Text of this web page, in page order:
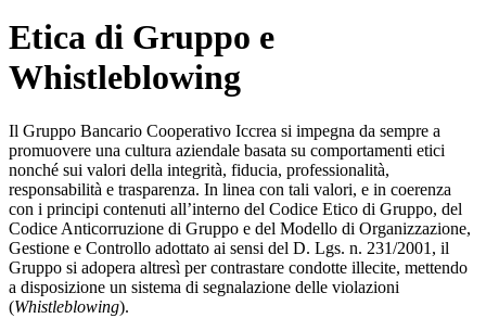
Etica di Gruppo e
Whistleblowing
Il Gruppo Bancario Cooperativo Iccrea si impegna da sempre a
promuovere una cultura aziendale basata su comportamenti etici
nonché sui valori della integrità, fiducia, professionalità,
responsabilità e trasparenza. In linea con tali valori, e in coerenza
con i principi contenuti all’interno del Codice Etico di Gruppo, del
Codice Anticorruzione di Gruppo e del Modello di Organizzazione,
Gestione e Controllo adottato ai sensi del D. Lgs. n. 231/2001, il
Gruppo si adopera altresì per contrastare condotte illecite, mettendo
a disposizione un sistema di segnalazione delle violazioni
(Whistleblowing).